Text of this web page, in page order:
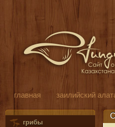
главная заилийский
грибы